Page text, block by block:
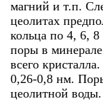
магний и т.п.
цеолитах
кольца по 4, 6,
поры в
всего
0,26-0,8 нм.
цеолитной воды.